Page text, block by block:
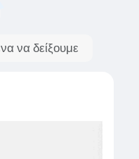
να δείξουμε